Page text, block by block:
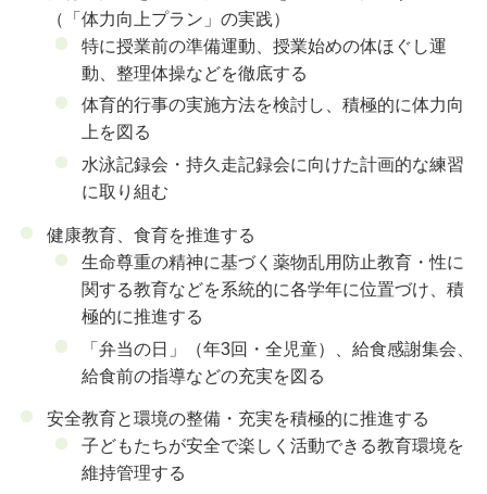
（「体力向上プラン」の実践）
特に授業前の準備運動、授業始めの体ほぐし運
動、整理体操などを徹底する
体育的行事の実施方法を検討し、積極的に体力向
上を図る
水泳記録会・持久走記録会に向けた計画的な練習
に取り組む
健康教育、食育を推進する
生命尊重の精神に基づく薬物乱用防止教育・性に
関する教育などを系統的に各学年に位置づけ、積
極的に推進する
「弁当の日」（年3回・全児童）、給食感謝集会、
給食前の指導などの充実を図る
安全教育と環境の整備・充実を積極的に推進する
子どもたちが安全で楽しく活動できる教育環境を
維持管理する